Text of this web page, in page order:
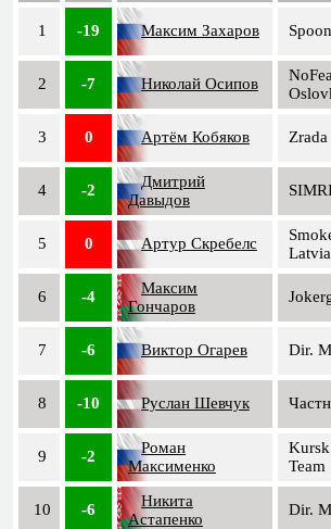
1 -19 Максим Захаров
2 -7 Николай Осипов
3 0 Артём Кобяков
4 -2
Дмитрий
Давыдов
5 0 Артур Скребелс
Latvia
6 -4
Максим
Гончаров
7 -6 Виктор Огарев Dir.
8 -10 Руслан Шевчук
9 -2
Роман
Максименко
Team
10 -6
Никита
Астапенко
Dir.